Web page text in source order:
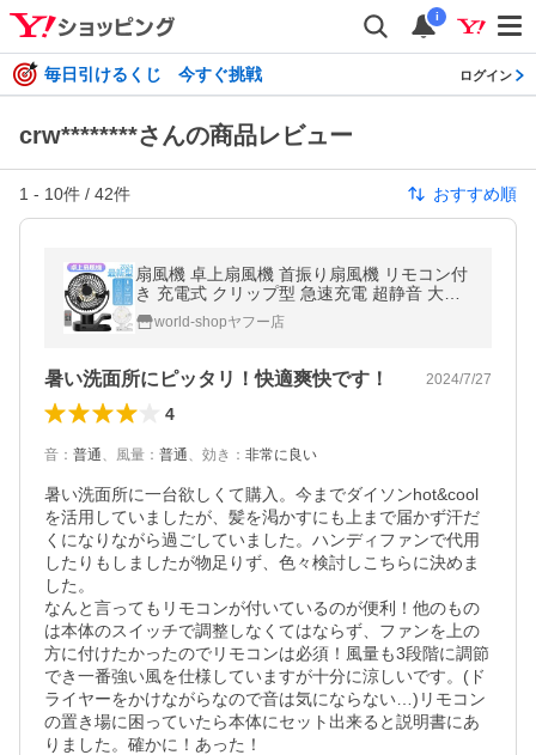
i
毎日引けるくじ 今すぐ挑戦 ログイン
crw********さんの商品レビュー
1 - 10件 / 42件 おすすめ順
扇風機 卓上扇風機 首振り扇風機 リモコン付
き 充電式 クリップ型 急速充電 超静音 大風
量 送風機 熱中症対策 ファン 5000mAh 節電
省エネ プレゼント超PayPay祭
world-shopヤフー店
暑い洗面所にピッタリ！快適爽快です！ 2024/7/27
4
音 ： 普通、 風量 ： 普通、 効き ： 非常に良い
暑い洗面所に一台欲しくて購入。今までダイソンhot&cool
を活用していましたが、髪を渇かすにも上まで届かず汗だ
くになりながら過ごしていました。ハンディファンで代用
したりもしましたが物足りず、色々検討しこちらに決めま
した。
なんと言ってもリモコンが付いているのが便利！他のもの
は本体のスイッチで調整しなくてはならず、ファンを上の
方に付けたかったのでリモコンは必須！風量も3段階に調節
でき一番強い風を仕様していますが十分に涼しいです。(ド
ライヤーをかけながらなので音は気にならない…)リモコン
の置き場に困っていたら本体にセット出来ると説明書にあ
りました。確かに！あった！